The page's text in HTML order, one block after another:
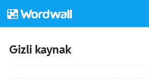
Gizli kaynak